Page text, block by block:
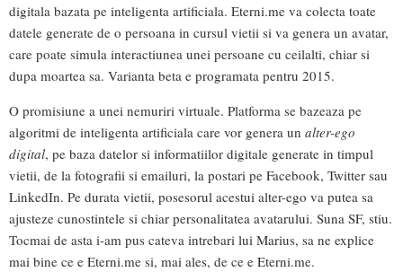
digitala bazata pe inteligenta artificiala. Eterni.me va colecta toate
datele generate de o persoana in cursul vietii si va genera un avatar,
care poate simula interactiunea unei persoane cu ceilalti, chiar si
dupa moartea sa. Varianta beta e programata pentru 2015.
O promisiune a unei nemuriri virtuale. Platforma se bazeaza pe
algoritmi de inteligenta artificiala care vor genera un alter-ego
digital, pe baza datelor si informatiilor digitale generate in timpul
vietii, de la fotografii si emailuri, la postari pe Facebook, Twitter sau
LinkedIn. Pe durata vietii, posesorul acestui alter-ego va putea sa
ajusteze cunostintele si chiar personalitatea avatarului. Suna SF, stiu.
Tocmai de asta i-am pus cateva intrebari lui Marius, sa ne explice
mai bine ce e Eterni.me si, mai ales, de ce e Eterni.me.